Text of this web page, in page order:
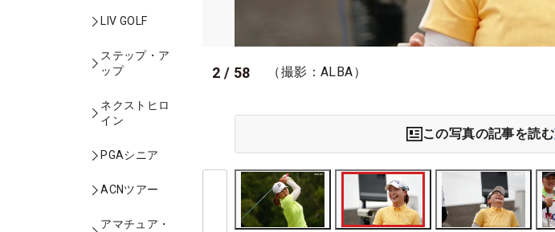
LIV GOLF
ステップ・ア
ップ
ネクストヒロ
イン
PGAシニア
ACNツアー
アマチュア・
2 / 58 （撮影：ALBA）
この写真の記事を読む